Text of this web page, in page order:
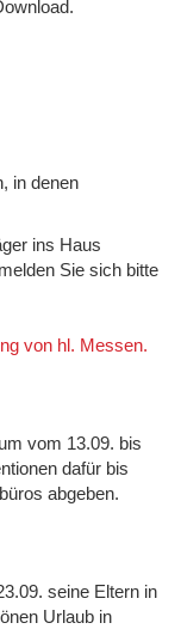
in denen
ins Haus
Sie sich bitte
von hl. Messen.
vom 13.09. bis
dafür bis
abgeben.
seine Eltern in
Urlaub in